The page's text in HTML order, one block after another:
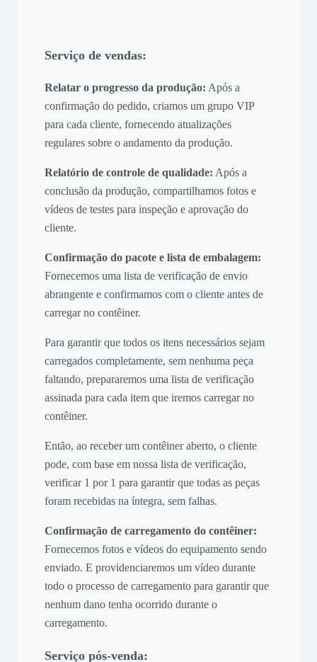
Serviço de vendas:
Relatar o progresso da produção: Após a
confirmação do pedido, criamos um grupo VIP
para cada cliente, fornecendo atualizações
regulares sobre o andamento da produção.
Relatório de controle de qualidade: Após a
conclusão da produção, compartilhamos fotos e
vídeos de testes para inspeção e aprovação do
cliente.
Confirmação do pacote e lista de embalagem:
Fornecemos uma lista de verificação de envio
abrangente e confirmamos com o cliente antes de
carregar no contêiner.
Para garantir que todos os itens necessários sejam
carregados completamente, sem nenhuma peça
faltando, prepararemos uma lista de verificação
assinada para cada item que iremos carregar no
contêiner.
Então, ao receber um contêiner aberto, o cliente
pode, com base em nossa lista de verificação,
verificar 1 por 1 para garantir que todas as peças
foram recebidas na íntegra, sem falhas.
Confirmação de carregamento do contêiner:
Fornecemos fotos e vídeos do equipamento sendo
enviado. E providenciaremos um vídeo durante
todo o processo de carregamento para garantir que
nenhum dano tenha ocorrido durante o
carregamento.
Serviço pós-venda: